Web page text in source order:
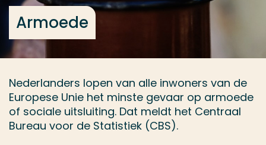
Armoede
Nederlanders lopen van alle inwoners van de
Europese Unie het minste gevaar op armoede
of sociale uitsluiting. Dat meldt het Centraal
Bureau voor de Statistiek (CBS).